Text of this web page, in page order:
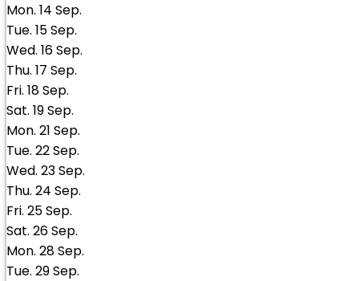
Mon. 14 Sep.
Tue. 15Sep.
Wed. 16Sep.
Thu. 17 Sep.
Fri. 18Sep.
Sat. 19Sep.
Mon. 21 Sep.
Tue. 22Sep.
Wed. 23Sep.
Thu. 24 Sep.
Fri. 25Sep.
Sat. 26Sep.
Mon. 28Sep.
Tue. 29Sep.